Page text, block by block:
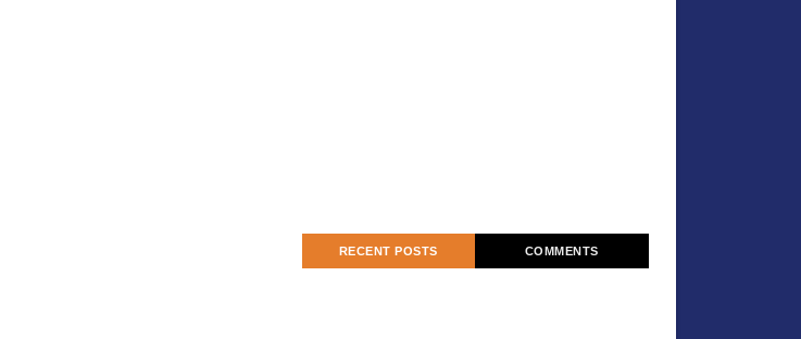
RECENT POSTS COMMENTS